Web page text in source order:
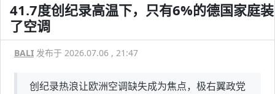
41.7度创纪录高温下，只有6%的德国家庭装
了空调
BALI 发布于 2026.07.06 , 21:47
创纪录热浪让欧洲空调缺失成为焦点，极右翼政党